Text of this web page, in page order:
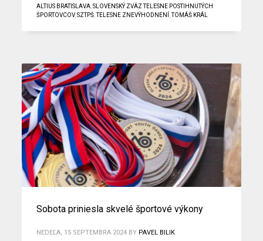
ALTIUS BRATISLAVA ,SLOVENSKÝ ZVÄZ TELESNE POSTIHNUTÝCH
ŠPORTOVCOV,SZTPŠ ,TELESNE ZNEVÝHODNENÍ ,TOMÁŠ KRÁL
Sobota priniesla skvelé športové výkony
NEDEĽA, 15 SEPTEMBRA 2024 BY PAVEL BILIK